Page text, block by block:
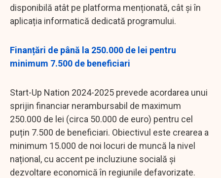
disponibilă atât pe platforma menționată, cât și în
aplicația informatică dedicată programului.
Finanțări de până la 250.000 de lei pentru
minimum 7.500 de beneficiari
Start-Up Nation 2024-2025 prevede acordarea unui
sprijin financiar nerambursabil de maximum
250.000 de lei (circa 50.000 de euro) pentru cel
puțin 7.500 de beneficiari. Obiectivul este crearea a
minimum 15.000 de noi locuri de muncă la nivel
național, cu accent pe incluziune socială și
dezvoltare economică în regiunile defavorizate.